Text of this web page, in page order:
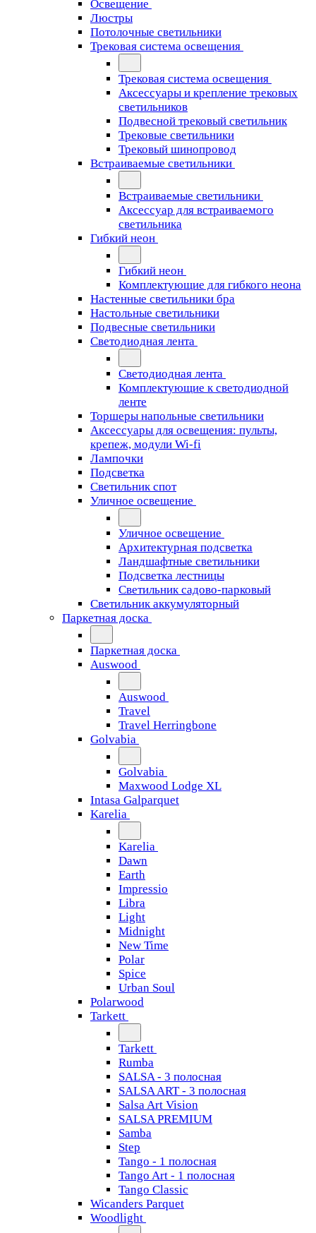
Освещение
Люстры
Потолочные светильники
Трековая система освещения
Трековая система освещения
Аксессуары и крепление трековых
светильников
Подвесной трековый светильник
Трековые светильники
Трековый шинопровод
Встраиваемые светильники
Встраиваемые светильники
Аксессуар для встраиваемого
светильника
Гибкий неон
Гибкий неон
Комплектующие для гибкого неона
Настенные светильники бра
Настольные светильники
Подвесные светильники
Светодиодная лента
Светодиодная лента
Комплектующие к светодиодной
ленте
Торшеры напольные светильники
Аксессуары для освещения: пульты,
крепеж, модули Wi-fi
Лампочки
Подсветка
Светильник спот
Уличное освещение
Уличное освещение
Архитектурная подсветка
Ландшафтные светильники
Подсветка лестницы
Светильник садово-парковый
Светильник аккумуляторный
Паркетная доска
Паркетная доска
Auswood
Auswood
Travel
Travel Herringbone
Golvabia
Golvabia
Maxwood Lodge XL
Intasa Galparquet
Karelia
Karelia
Dawn
Earth
Impressio
Libra
Light
Midnight
New Time
Polar
Spice
Urban Soul
Polarwood
Tarkett
Tarkett
Rumba
SALSA - 3 полосная
SALSA ART - 3 полосная
Salsa Art Vision
SALSA PREMIUM
Samba
Step
Tango - 1 полосная
Tango Art - 1 полосная
Tango Classiс
Wicanders Parquet
Woodlight